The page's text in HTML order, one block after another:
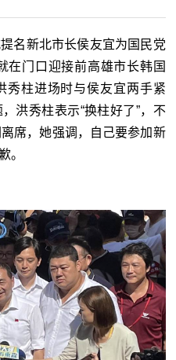
名新北市长侯友宜为国民党
在门口迎接前高雄市长韩国
秀柱进场时与侯友宜两手紧
洪秀柱表示“换柱好了”，不
席，她强调，自己要参加新
。